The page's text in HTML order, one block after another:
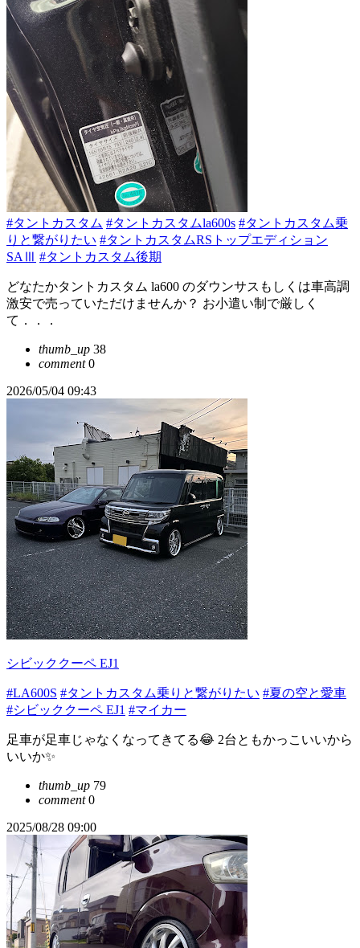
#タントカスタム #タントカスタムla600s #タントカスタム乗
りと繋がりたい #タントカスタムRSトップエディション
SAⅢ #タントカスタム後期
どなたかタントカスタム la600 のダウンサスもしくは車高調
激安で売っていただけませんか？ お小遣い制で厳しく
て．．．
thumb_up 38
comment0
2026/05/04 09:43
シビッククーペ EJ1
#LA600S #タントカスタム乗りと繋がりたい #夏の空と愛車
#シビッククーペ EJ1 #マイカー
足車が足車じゃなくなってきてる😂 2台ともかっこいいから
いいか✨
thumb_up 79
comment0
2025/08/28 09:00